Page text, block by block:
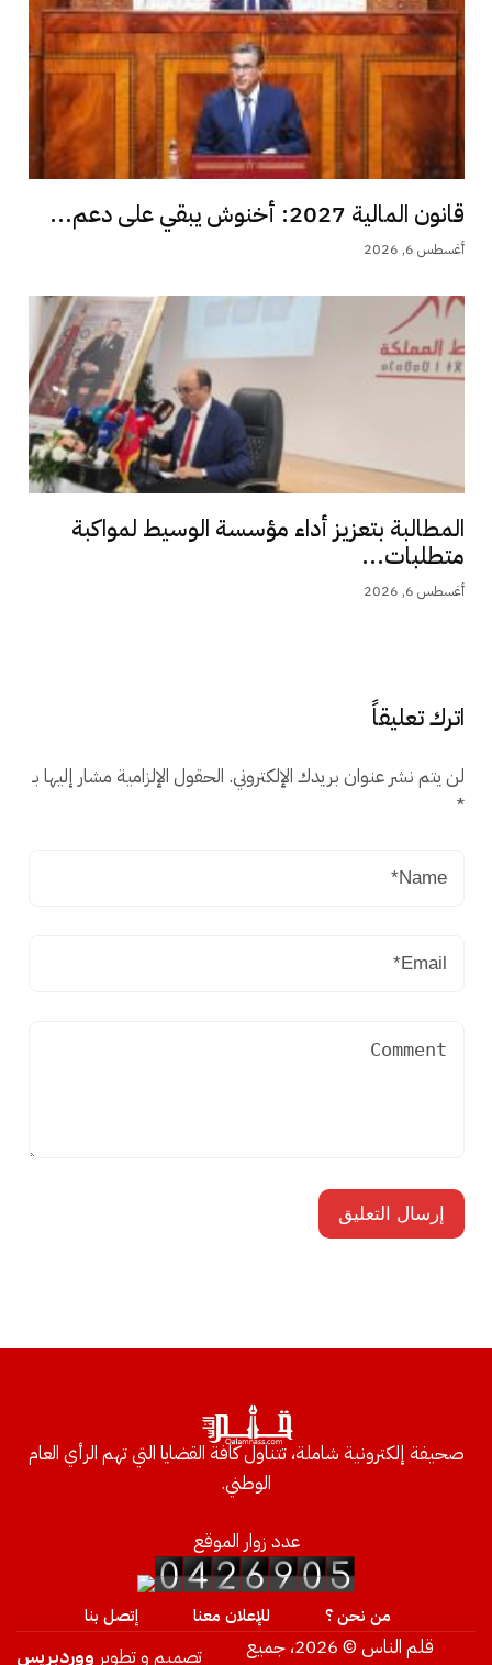
قانون المالية 2027: أخنوش يبقي على دعم...
أغسطس 6, 2026
المطالبة بتعزيز أداء مؤسسة الوسيط لمواكبة
متطلبات...
أغسطس 6, 2026
اترك تعليقاً
لن يتم نشر عنوان بريدك الإلكتروني. الحقول الإلزامية مشار إليها بـ
*
صحيفة إلكترونية شاملة، تتناول كافة القضايا التي تهم الرأي العام
الوطني.
عدد زوار الموقع
من نحن ؟ للإعلان معنا إتصل بنا
قلم الناس © 2026، جميع
تصميم و تطوير ووردبريس